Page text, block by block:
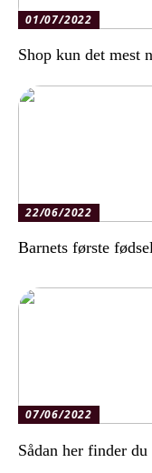
01/07/2022
Shop kun det mest
22/06/2022
Barnets første
07/06/2022
Sådan her finder